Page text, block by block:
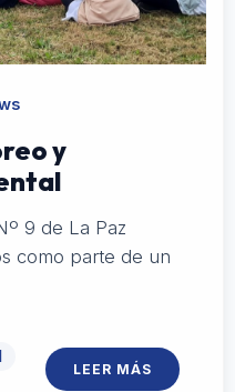
y
9 de La Paz
como parte de un
LEER MÁS